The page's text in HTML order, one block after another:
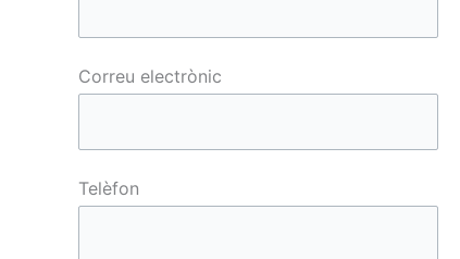
Correu electrònic
Telèfon